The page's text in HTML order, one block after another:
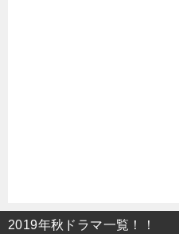
2019年秋ドラマ一覧！！